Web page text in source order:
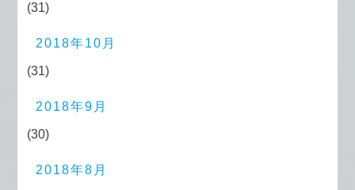
(31)
2018年10月
(31)
2018年9月
(30)
2018年8月